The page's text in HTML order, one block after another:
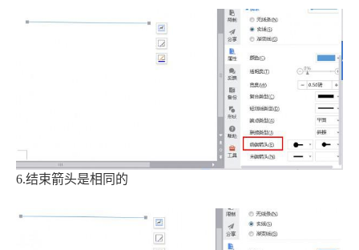
6.结束箭头是相同的